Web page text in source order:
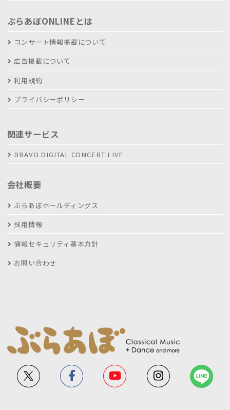
ぶらあぼONLINEとは
コンサート情報掲載について
広告掲載について
利用規約
プライバシーポリシー
関連サービス
BRAVO DIGITAL CONCERT LIVE
会社概要
ぶらあぼホールディングス
採用情報
情報セキュリティ基本方針
お問い合わせ